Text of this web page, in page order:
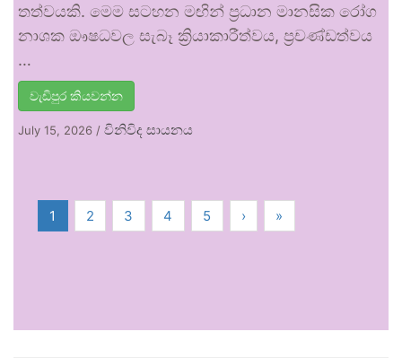
තත්වයකි. මෙම සටහන මඟින් ප්‍රධාන මානසික රෝග
නාශක ඖෂධවල සැබෑ ක්‍රියාකාරීත්වය, ප්‍රචණ්ඩත්වය
…
වැඩිපුර කියවන්න
July 15, 2026 / විනිවිද සායනය
1 2 3 4 5 › »